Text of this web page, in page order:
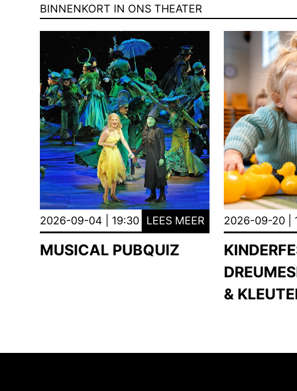
BINNENKORT IN ONS THEATER
2026-09-04 | 19:30 LEES MEER
MUSICAL PUBQUIZ
2026-09-20 |
&